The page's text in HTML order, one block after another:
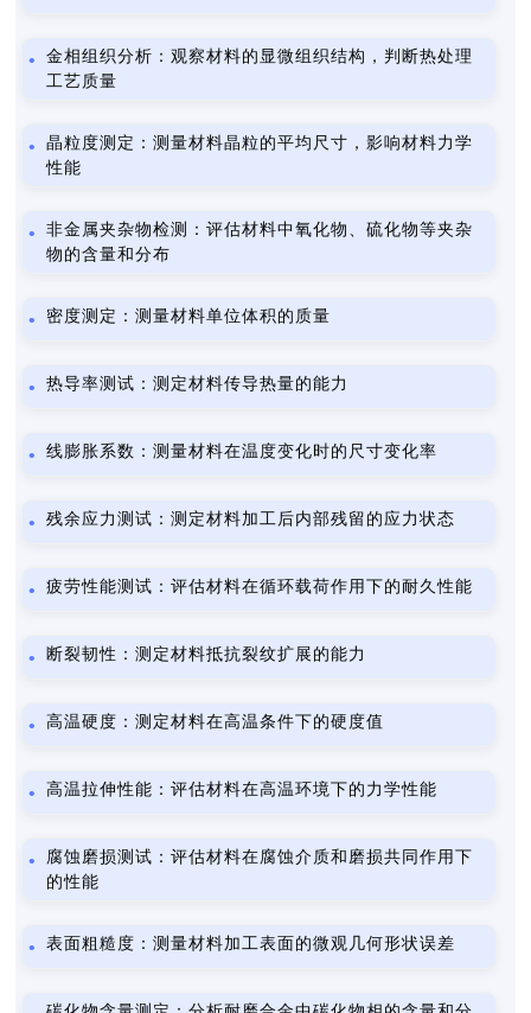
金相组织分析：观察材料的显微组织结构，判断热处理
工艺质量
晶粒度测定：测量材料晶粒的平均尺寸，影响材料力学
性能
非金属夹杂物检测：评估材料中氧化物、硫化物等夹杂
物的含量和分布
密度测定：测量材料单位体积的质量
热导率测试：测定材料传导热量的能力
线膨胀系数：测量材料在温度变化时的尺寸变化率
残余应力测试：测定材料加工后内部残留的应力状态
疲劳性能测试：评估材料在循环载荷作用下的耐久性能
断裂韧性：测定材料抵抗裂纹扩展的能力
高温硬度：测定材料在高温条件下的硬度值
高温拉伸性能：评估材料在高温环境下的力学性能
腐蚀磨损测试：评估材料在腐蚀介质和磨损共同作用下
的性能
表面粗糙度：测量材料加工表面的微观几何形状误差